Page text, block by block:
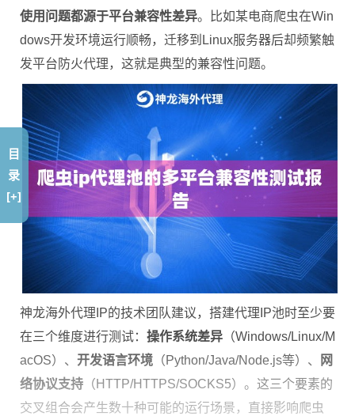
使用问题都源于平台兼容性差异。比如某电商爬虫在Win
dows开发环境运行顺畅，迁移到Linux服务器后却频繁触
发平台防火代理，这就是典型的兼容性问题。
神龙海外代理IP的技术团队建议，搭建代理IP池时至少要
在三个维度进行测试： 操作系统差异 （Windows/Linux/M
acOS）、 开发语言环境 （Python/Java/Node.js等）、
网
络协议支持 （HTTP/HTTPS/SOCKS5）。这三个要素的
交叉组合会产生数十种可能的运行场景，直接影响爬虫
目
录
[+]